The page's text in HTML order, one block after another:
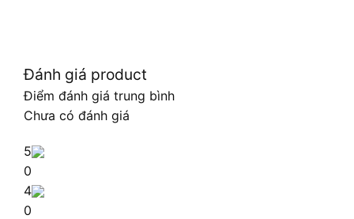
Đánh giá product
Điểm đánh giá trung bình
Chưa có đánh giá
5
0
4
0